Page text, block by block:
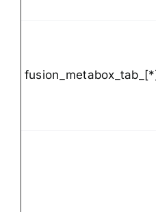
fusion_metabox_tab_[*]